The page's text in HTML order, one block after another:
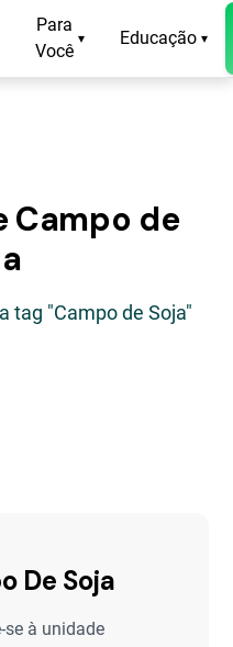
Para
Você
▾ Educação ▾
Campo de
tag "Campo de Soja"
De Soja
se à unidade